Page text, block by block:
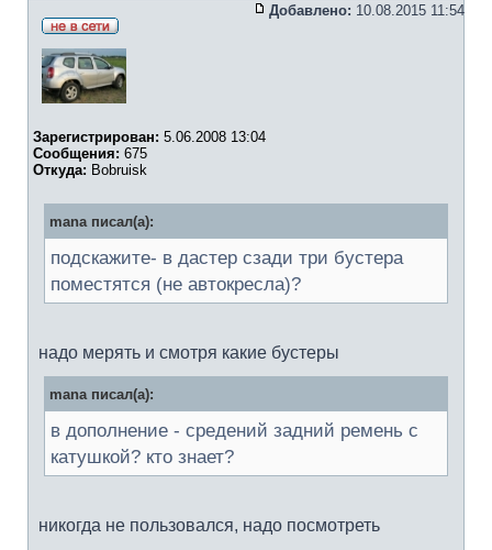
Добавлено: 10.08.2015 11:54
Зарегистрирован: 5.06.2008 13:04
Сообщения: 675
Откуда: Bobruisk
mana писал(а):
подскажите- в дастер сзади три бустера
поместятся (не автокресла)?
надо мерять и смотря какие бустеры
mana писал(а):
в дополнение - средений задний ремень с
катушкой? кто знает?
никогда не пользовался, надо посмотреть